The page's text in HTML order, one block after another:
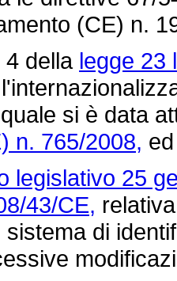
(CE) n.
della legge 23
si è data
n. 765/2008,
legislativo 25
43/CE,
sistema di